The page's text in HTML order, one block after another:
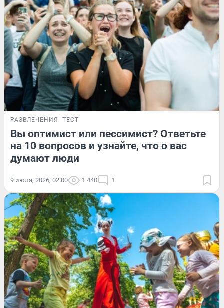
РАЗВЛЕЧЕНИЯ ТЕСТ
Вы оптимист или пессимист? Ответьте
на 10 вопросов и узнайте, что о вас
думают люди
9 июля, 2026, 02:00 1 440 1